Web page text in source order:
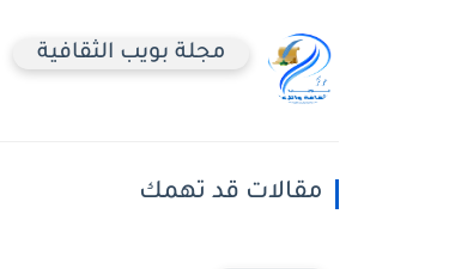
مجلة بويب الثقافية
مقالات قد تهمك